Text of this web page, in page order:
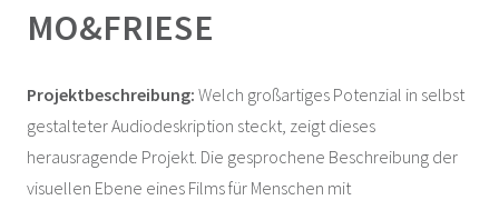
MO&FRIESE
Projektbeschreibung: Welch großartiges Potenzial in selbst
gestalteter Audiodeskription steckt, zeigt dieses
herausragende Projekt. Die gesprochene Beschreibung der
visuellen Ebene eines Films für Menschen mit